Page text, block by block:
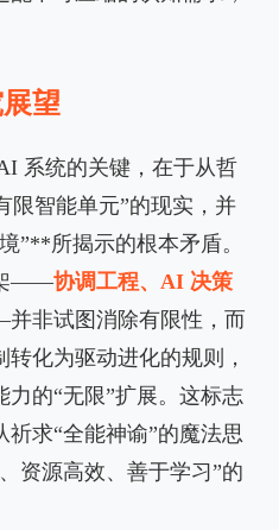
望
系统的关键，在于从哲
限智能单元”的现实，并
”**所揭示的根本矛盾。
架——协调工程、AI 决策
非试图消除有限性，而
化为驱动进化的规则，
力的“无限”扩展。这标志
求“全能神谕”的魔法思
资源高效、善于学习”的